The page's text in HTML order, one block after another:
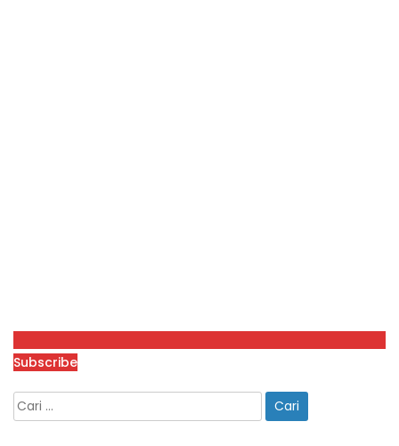
Subscribe